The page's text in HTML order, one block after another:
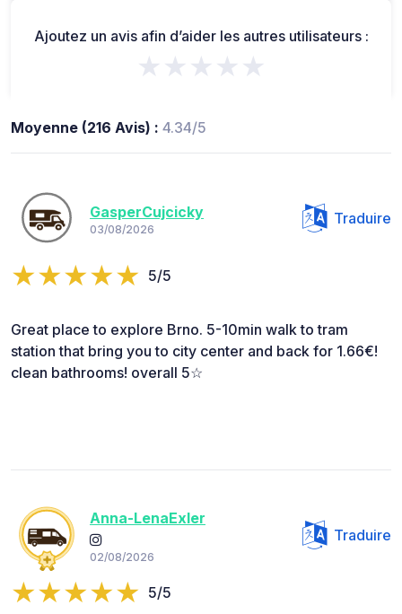
Ajoutez un avis afin d’aider les autres utilisateurs :
★★★★★
Moyenne (216 Avis) : 4.34/5
GasperCujcicky
03/08/2026
Traduire
5/5
Great place to explore Brno. 5-10min walk to tram
station that bring you to city center and back for 1.66€!
clean bathrooms! overall 5☆
Anna-LenaExler
02/08/2026
Traduire
5/5